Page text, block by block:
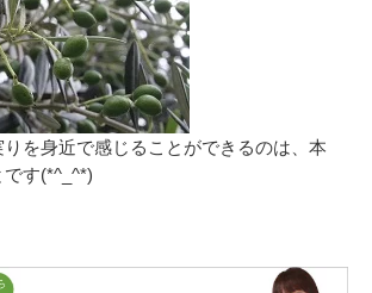
を身近で感じることができるのは、本
す(*^_^*)